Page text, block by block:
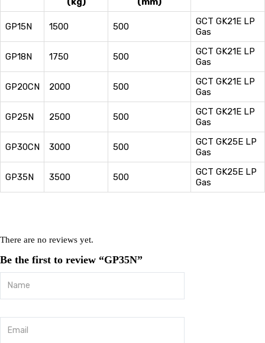
GP15N 1500 500
GCT GK21E LP
Gas
GP18N 1750 500
GCT GK21E LP
Gas
GP20CN 2000 500
GCT GK21E LP
Gas
GP25N 2500 500
GCT GK21E LP
Gas
GP30CN 3000 500
GCT GK25E LP
Gas
GP35N 3500 500
GCT GK25E LP
Gas
There are no reviews yet.
Be the first to review “GP35N”